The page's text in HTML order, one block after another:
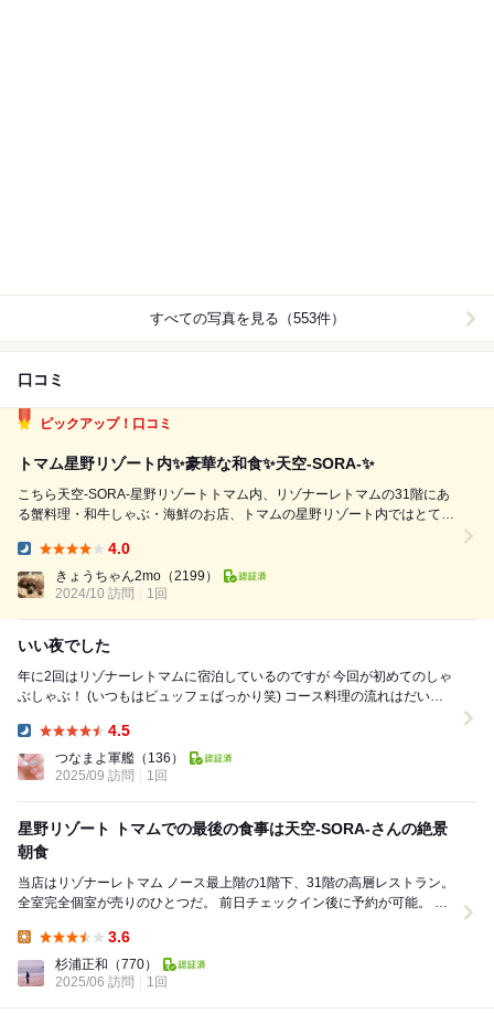
すべての写真を見る（553件）
口コミ
ピックアップ！口コミ
トマム星野リゾート内✨豪華な和食✨天空-SORA-✨
こちら天空-SORA-星野リゾートトマム内、リゾナーレトマムの31階にあ
る蟹料理・和牛しゃぶ・海鮮のお店、トマムの星野リゾート内ではとても
景色は絶景✨ですが私達の予約したのは残念ながら夜。リゾート内の高層
タワーがリゾナーレとザ・...
4.0
きょうちゃん2mo （2199）
2024/10 訪問
1回
いい夜でした
年に2回はリゾナーレトマムに宿泊しているのですが 今回が初めてのしゃ
ぶしゃぶ！ (いつもはビュッフェばっかり笑) コース料理の流れはだいた
4.5
つなまよ軍艦 （136）
2025/09 訪問
1回
星野リゾート トマムでの最後の食事は天空-SORA-さんの絶景
朝食
当店はリゾナーレトマム ノース最上階の1階下、31階の高層レストラン。
全室完全個室が売りのひとつだ。 前日チェックイン後に予約が可能。 可
3.6
杉浦正和 （770）
2025/06 訪問
1回